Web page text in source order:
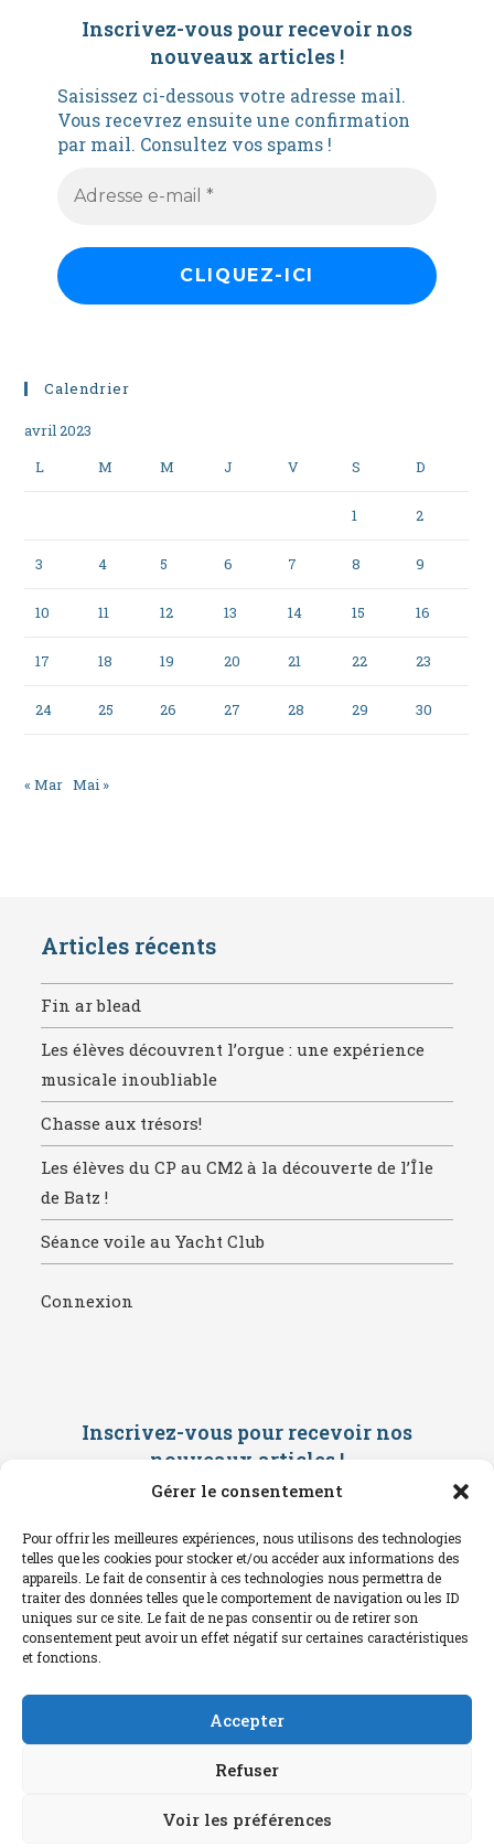
Gérer le consentement
Pour offrir les meilleures expériences, nous utilisons des technologies
telles que les cookies pour stocker et/ou accéder aux informations des
appareils. Le fait de consentir à ces technologies nous permettra de
traiter des données telles que le comportement de navigation ou les ID
uniques sur ce site. Le fait de ne pas consentir ou de retirer son
consentement peut avoir un effet négatif sur certaines caractéristiques
et fonctions.
Accepter
Refuser
Voir les préférences
Inscrivez-vous pour recevoir nos
nouveaux articles !
Saisissez ci-dessous votre adresse mail.
Vous recevrez ensuite une confirmation
par mail. Consultez vos spams !
Calendrier
avril 2023
L
M M J V S D
1 2
3 4 5 6 7 8 9
10 11 12 13 14 15 16
17 18 19 20 21 22 23
24 25 26 27 28 29 30
« Mar Mai »
Articles récents
Fin ar blead
Les élèves découvrent l’orgue : une expérience
musicale inoubliable
Chasse aux trésors!
Les élèves du CP au CM2 à la découverte de l’Île
de Batz !
Séance voile au Yacht Club
Connexion
Inscrivez-vous pour recevoir nos
nouveaux articles !
Saisissez ci-dessous votre adresse
confirmation par mail. Consultez vos
spams !